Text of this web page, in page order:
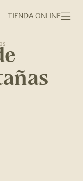
TIENDA ONLINE